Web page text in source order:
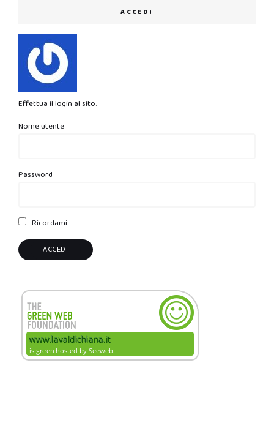
ACCEDI
Effettua il login al sito.
Nome utente
Password
Ricordami